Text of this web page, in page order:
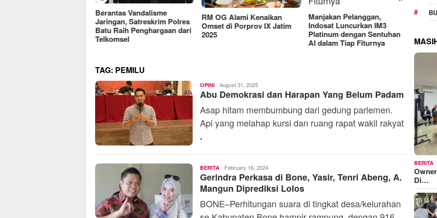
Berantas Vandalisme
Jaringan, Satreskrim Polres
Batu Raih Penghargaan dari
Telkomsel
RM OG Alami Kenaikan
Omset di Porprov IX Jatim
2025
Manjakan Pelanggan,
Indosat Luncurkan IM3
Platinum dengan Sentuhan
AI dalam Tiap Fiturnya
RAT
TAG: PEMILU
OPINI Admin
August 31, 2025
Abu Demokrasi dan Harapan Yang Belum Padam
Asap hitam membumbung dari gedung parlemen.
Api yang melahap kursi dan ruang rapat wakil rakyat
.
BERITA Admin
February 16, 2024
Gerindra Perkasa di Bone, Yasir, Tenri Abeng, A.
Mangun Diprediksi Lolos
BONE–Perhitungan suara di tingkat desa/kelurahan
BERITA
Di…